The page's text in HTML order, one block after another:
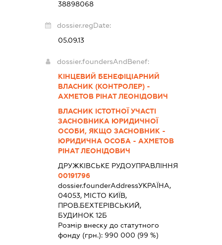
38898068
dossier.regDate:
05.09.13
dossier.foundersAndBenef:
КІНЦЕВИЙ БЕНЕФІЦІАРНИЙ
ВЛАСНИК (КОНТРОЛЕР) -
АХМЕТОВ РІНАТ ЛЕОНІДОВИЧ
ВЛАСНИК ІСТОТНОЇ УЧАСТІ
ЗАСНОВНИКА ЮРИДИЧНОЇ
ОСОБИ, ЯКЩО ЗАСНОВНИК -
ЮРИДИЧНА ОСОБА - АХМЕТОВ
РІНАТ ЛЕОНІДОВИЧ
ДРУЖКІВСЬКЕ РУДОУПРАВЛІННЯ
00191796
dossier.founderAddressУКРАЇНА,
04053, МІСТО КИЇВ,
ПРОВ.БЕХТЕРІВСЬКИЙ,
БУДИНОК 12Б
Розмір внеску до статутного
фонду (грн.): 990 000 (99 %)